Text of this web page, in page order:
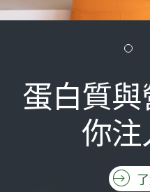
蛋白質
你